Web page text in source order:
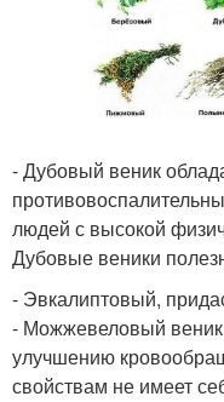
- Дубовый веник
людей с высокой
Дубовые веники
- Эвкалиптовый,
- Можжевеловый веник
улучшению
свойствам не имеет